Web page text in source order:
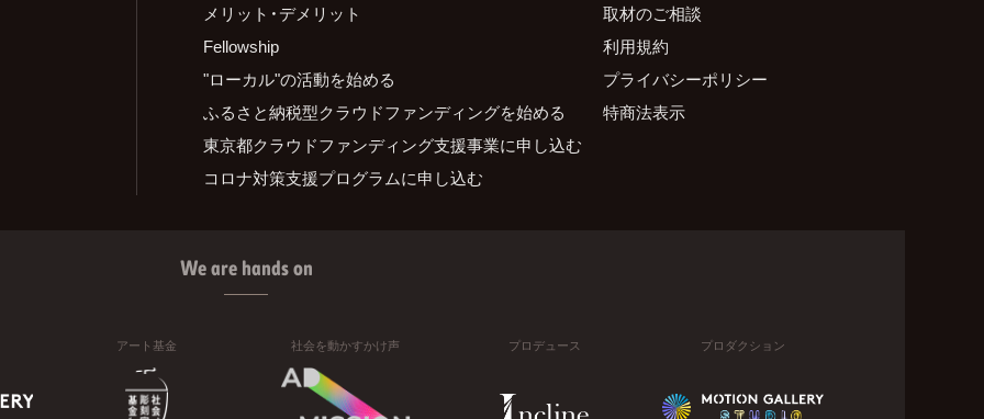
メリット・デメリット
Fellowship
"ローカル"の活動を始める
ふるさと納税型クラウドファンディングを始める
東京都クラウドファンディング支援事業に申し込む
コロナ対策支援プログラムに申し込む
取材のご相談
利用規約
プライバシーポリシー
特商法表示
We are hands on
アート基金 社会を動かすかけ声 プロデュース プロダクション